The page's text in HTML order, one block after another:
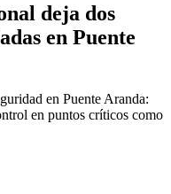
deja dos
en Puente
en Puente Aranda:
en puntos críticos como